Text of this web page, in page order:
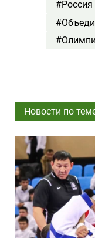
#Россия
Новости по